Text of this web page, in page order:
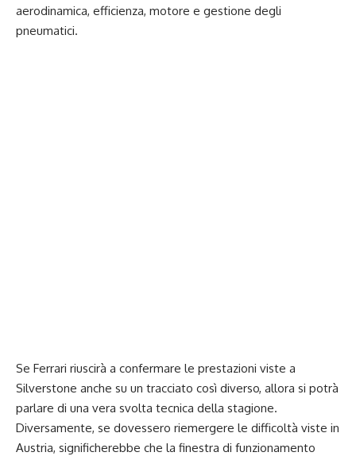
aerodinamica, efficienza, motore e gestione degli
pneumatici.
Se Ferrari riuscirà a confermare le prestazioni viste a
Silverstone anche su un tracciato così diverso, allora si potrà
parlare di una vera svolta tecnica della stagione.
Diversamente, se dovessero riemergere le difficoltà viste in
Austria, significherebbe che la finestra di funzionamento